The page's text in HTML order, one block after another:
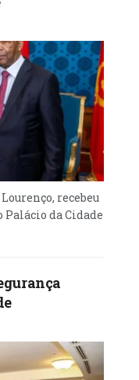
recebeu
Palácio da Cidade